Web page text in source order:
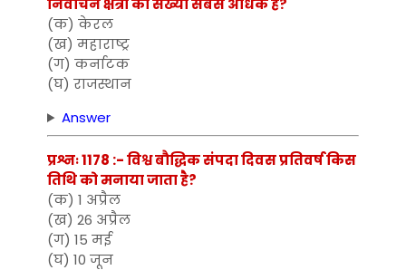
निर्वाचन क्षेत्रों की संख्या सबसे अधिक है?
(क) केरल
(ख) महाराष्ट्र
(ग) कर्नाटक
(घ) राजस्थान
Answer
प्रश्नः 1178 :- विश्व बौद्धिक संपदा दिवस प्रतिवर्ष किस
तिथि को मनाया जाता है?
(क) 1 अप्रैल
(ख) 26 अप्रैल
(ग) 15 मई
(घ) 10 जून